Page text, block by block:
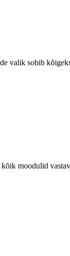
valik sobib
kõik moodulid